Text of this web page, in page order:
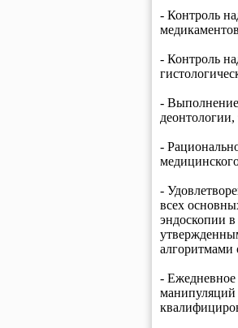
- Контроль
- Контроль
- Выполнение
-
-
всех
эндоскопии в
алгоритмами
- Ежедневное
манипуляций